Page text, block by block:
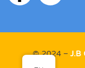
© 2024 – J.B